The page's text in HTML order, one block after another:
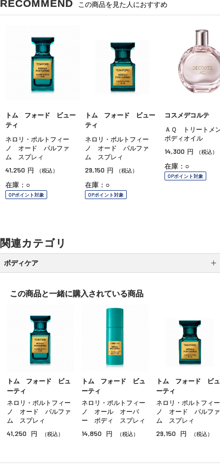
RECOMMEND この商品を見た人におすすめ
トム フォード ビュー
ティ
ネロリ・ポルトフィー
ノ オード パルファ
ム スプレィ
41,250 円 （税込）
在庫：○
OPポイント対象
トム フォード ビュー
ティ
ネロリ・ポルトフィー
ノ オード パルファ
ム スプレィ
29,150 円 （税込）
在庫：○
OPポイント対象
コスメデコルテ
ＡＱ トリート
ボディオイル
14,300 円 （税込）
在庫：○
OPポイント対象
関連カテゴリ
ボディケア
ボディクリーム
ボディオイル
ボディスクラブ
ハンドケア
サンケア（ボディ）
入浴剤
この商品と一緒に購入されている商品
トム フォード ビュ
ーティ
ネロリ・ポルトフィー
ノ オード パルファ
ム スプレィ
41,250 円 （税込）
トム フォード ビュ
ーティ
ネロリ・ポルトフィー
ノ オール オーバ
ー ボディ スプレィ
14,850 円 （税込）
トム フォード ビュ
ーティ
ネロリ・ポルトフィー
ノ オード パルファ
ム スプレィ
29,150 円 （税込）